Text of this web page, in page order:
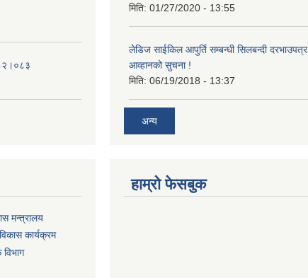
मिति: 01/27/2020 - 13:55
लेडिज साईकिल आपुर्ति सम्बन्धी सिलबन्दी दरभाउपत्र
आव्हानको सुचना !
मिति: 06/19/2018 - 13:37
अन्य
मन्त्रालय
कार्यक्रम
हाम्रो फेसबुक